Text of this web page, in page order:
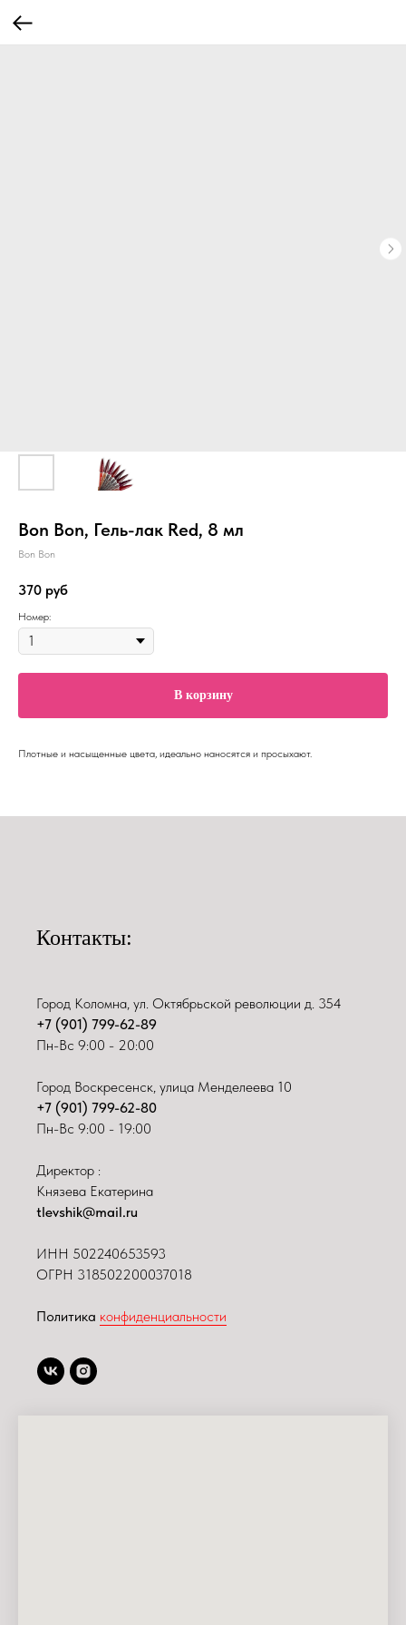
Bon Bon, Гель-лак Red, 8 мл
Bon Bon
370 руб
Номер:
В корзину
Плотные и насыщенные цвета, идеально наносятся и просыхают.
Контакты:
Город Коломна, ул. Октябрьской революции д. 354
+7 (901) 799-62-89
Пн-Вс 9:00 - 20:00
Город Воскресенск, улица Менделеева 10
+7 (901) 799-62-80
Пн-Вс 9:00 - 19:00
Директор :
Князева Екатерина
tlevshik@mail.ru
ИНН 502240653593
ОГРН 318502200037018
Политика конфиденциальности